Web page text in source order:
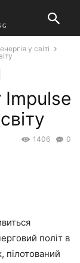
у світі
Impulse
0
1406
політ в
пілотований